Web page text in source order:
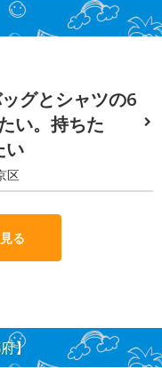
グとシャツの6
い。持ちた
い
区
る
】